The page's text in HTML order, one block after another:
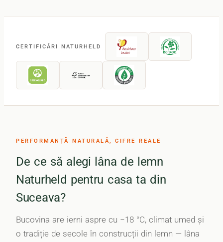
CERTIFICĂRI NATURHELD
PERFORMANȚĂ NATURALĂ, CIFRE REALE
De ce să alegi lâna de lemn
Naturheld pentru casa ta din
Suceava?
Bucovina are ierni aspre cu −18 °C, climat umed și
o tradiție de secole în construcții din lemn — lâna